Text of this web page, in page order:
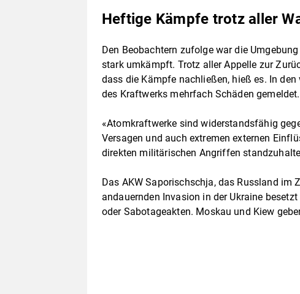
Heftige Kämpfe trotz aller
Den Beobachtern zufolge war die
stark umkämpft. Trotz aller Appelle zur
dass die Kämpfe nachließen, hieß es. In
des Kraftwerks mehrfach Schäden gemeldet.
«Atomkraftwerke sind widerstandsfähig
Versagen und auch extremen externen
direkten militärischen Angriffen
Das AKW Saporischschja, das Russland im
andauernden Invasion in der Ukraine
oder Sabotageakten. Moskau und Kiew